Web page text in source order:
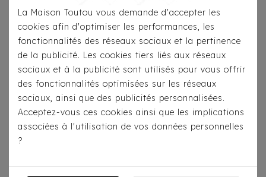
La Maison Toutou vous demande d'accepter les
cookies afin d'optimiser les performances, les
fonctionnalités des réseaux sociaux et la pertinence
de la publicité. Les cookies tiers liés aux réseaux
sociaux et à la publicité sont utilisés pour vous offrir
des fonctionnalités optimisées sur les réseaux
sociaux, ainsi que des publicités personnalisées.
Acceptez-vous ces cookies ainsi que les implications
associées à l'utilisation de vos données personnelles
?